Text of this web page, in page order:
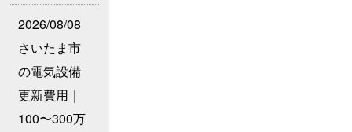
2026/08/08
さいたま市
の電気設備
更新費用｜
100〜300万